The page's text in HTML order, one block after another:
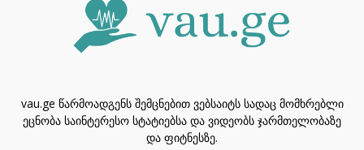
vau.ge წარმოადგენს შემცნებით ვებსაიტს სადაც მომხრებლი
ეცნობა საინტერესო სტატიებსა და ვიდეობს ჯარმთელობაზე
და ფიტნესზე.